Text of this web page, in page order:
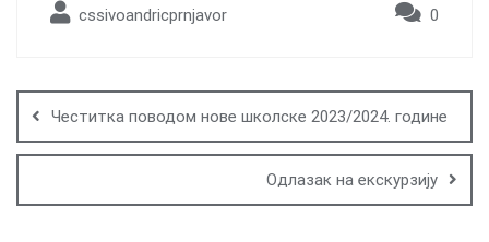
cssivoandricprnjavor 0
navigation
Честитка поводом нове школске 2023/2024. године
Одлазак на екскурзију